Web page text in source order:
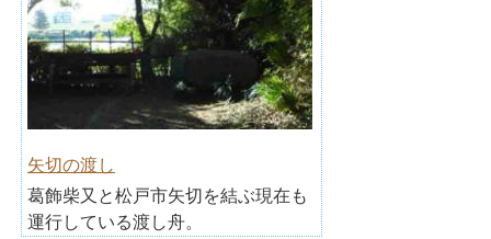
矢切の渡し
葛飾柴又と松戸市矢切を結ぶ現在も
運行している渡し舟。